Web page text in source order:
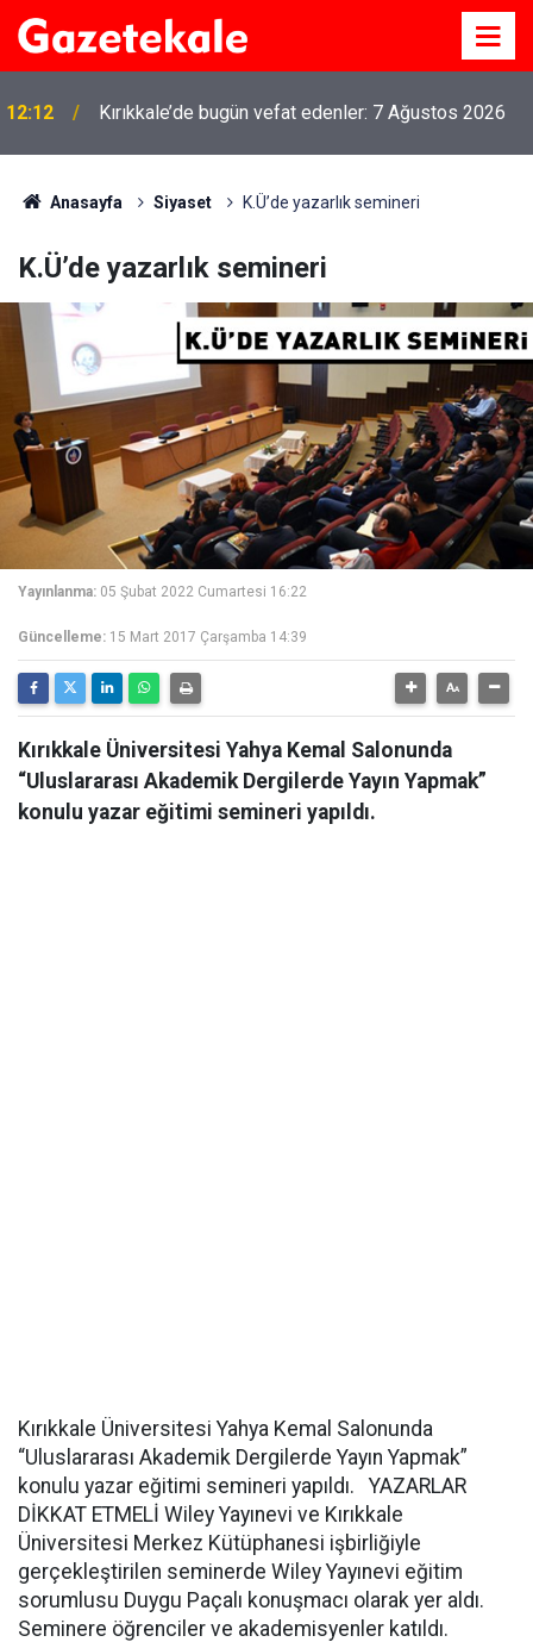
12:12 Kırıkkale’de bugün vefat edenler: 7 Ağustos 2026
Anasayfa Siyaset K.Ü’de yazarlık semineri
K.Ü’de yazarlık semineri
Yayınlanma: 05 Şubat 2022 Cumartesi 16:22
Güncelleme: 15 Mart 2017 Çarşamba 14:39
Kırıkkale Üniversitesi Yahya Kemal Salonunda
“Uluslararası Akademik Dergilerde Yayın Yapmak”
konulu yazar eğitimi semineri yapıldı.
Kırıkkale Üniversitesi Yahya Kemal Salonunda
“Uluslararası Akademik Dergilerde Yayın Yapmak”
konulu yazar eğitimi semineri yapıldı. YAZARLAR
DİKKAT ETMELİ Wiley Yayınevi ve Kırıkkale
Üniversitesi Merkez Kütüphanesi işbirliğiyle
gerçekleştirilen seminerde Wiley Yayınevi eğitim
sorumlusu Duygu Paçalı konuşmacı olarak yer aldı.
Seminere öğrenciler ve akademisyenler katıldı.